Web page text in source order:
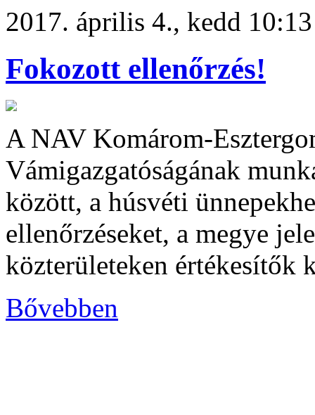
2017. április 4., kedd 10:13
Fokozott ellenőrzés!
A NAV Komárom-
Vámigazgatóságának
között, a húsvéti
ellenőrzéseket, a megye
közterületeken értékesítők
Bővebben